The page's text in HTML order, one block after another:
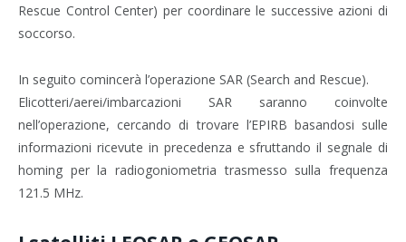
Rescue Control Center) per coordinare le successive azioni di
soccorso.
In seguito comincerà l’operazione SAR (Search and Rescue).
Elicotteri/aerei/imbarcazioni SAR saranno coinvolte
nell’operazione, cercando di trovare l’EPIRB basandosi sulle
informazioni ricevute in precedenza e sfruttando il segnale di
homing per la radiogoniometria trasmesso sulla frequenza
121.5 MHz.